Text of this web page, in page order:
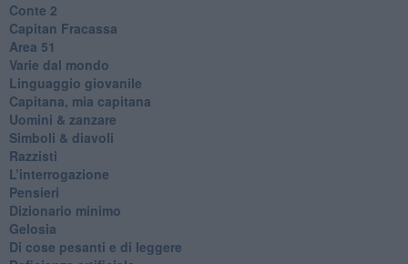
​Conte 2
​Capitan Fracassa
​Area 51
Varie dal mondo
​Linguaggio giovanile
​Capitana, mia capitana
Uomini & zanzare
​Simboli & diavoli
Razzisti
​L’interrogazione
Pensieri
​Dizionario minimo
Gelosia
Di cose pesanti e di leggere